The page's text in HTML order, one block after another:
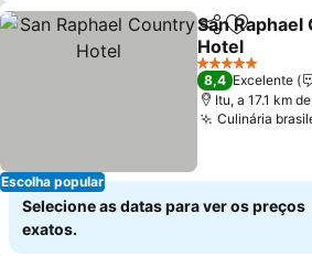
Escolha popular
Partilhar
San Raphael
Hotel
5 Estrelas
8,4 Excelente
Itu, a 17.1 km
Culinária
Selecione as datas para ver os preços
exatos.